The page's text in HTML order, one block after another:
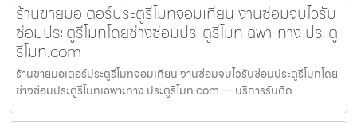
ร้านขายมอเตอร์ประตูรีโมทจอมเทียน งานซ่อมจบไวรับ
ซ่อมประตูรีโมทโดยช่างซ่อมประตูรีโมทเฉพาะทาง ประตู
รีโมท.com
ร้านขายมอเตอร์ประตูรีโมทจอมเทียน งานซ่อมจบไวรับซ่อมประตูรีโมทโดย
ช่างซ่อมประตูรีโมทเฉพาะทาง ประตูรีโมท.com — บริการรับติด